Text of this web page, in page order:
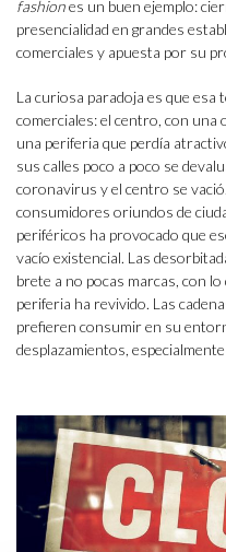
fashiones un buen ejemplo:
presencialidad en grandes
comerciales y apuesta por su
La curiosa paradoja es que esa
comerciales: el centro, con una
una periferia que perdía
sus calles poco a poco se
coronavirus y el centro se
consumidores oriundos de
periféricos ha provocado que
vacío existencial. Las
brete a no pocas marcas, con
periferia ha revivido. Las
prefieren consumir en su
desplazamientos,